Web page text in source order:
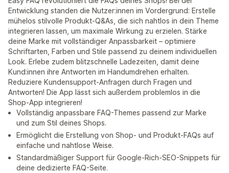
Entwicklung standen die Nutzer:innen im Vordergrund: Erstelle
mühelos stilvolle Produkt-Q&As, die sich nahtlos in dein Theme
integrieren lassen, um maximale Wirkung zu erzielen. Stärke
deine Marke mit vollständiger Anpassbarkeit – optimiere
Schriftarten, Farben und Stile passend zu deinem individuellen
Look. Erlebe zudem blitzschnelle Ladezeiten, damit deine
Kund:innen ihre Antworten im Handumdrehen erhalten.
Reduziere Kundensupport-Anfragen durch Fragen und
Antworten! Die App lässt sich außerdem problemlos in die
Shop-App integrieren!
Vollständig anpassbare FAQ-Themes passend zur Marke
und zum Stil deines Shops.
Ermöglicht die Erstellung von Shop- und Produkt-FAQs auf
einfache und nahtlose Weise.
Standardmäßiger Support für Google-Rich-SEO-Snippets für
deine dedizierte FAQ-Seite.